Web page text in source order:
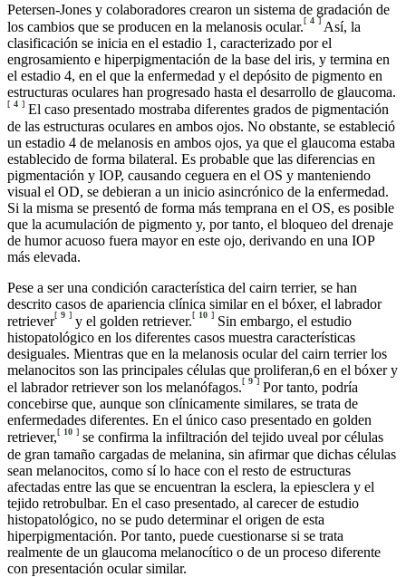
Petersen-Jones y colaboradores crearon un sistema de gradación de
los cambios que se producen en la melanosis ocular.[ 4 ] Así, la
clasificación se inicia en el estadio 1, caracterizado por el
engrosamiento e hiperpigmentación de la base del iris, y termina en
el estadio 4, en el que la enfermedad y el depósito de pigmento en
estructuras oculares han progresado hasta el desarrollo de glaucoma.
[ 4 ] El caso presentado mostraba diferentes grados de pigmentación
de las estructuras oculares en ambos ojos. No obstante, se estableció
un estadio 4 de melanosis en ambos ojos, ya que el glaucoma estaba
establecido de forma bilateral. Es probable que las diferencias en
pigmentación y IOP, causando ceguera en el OS y manteniendo
visual el OD, se debieran a un inicio asincrónico de la enfermedad.
Si la misma se presentó de forma más temprana en el OS, es posible
que la acumulación de pigmento y, por tanto, el bloqueo del drenaje
de humor acuoso fuera mayor en este ojo, derivando en una IOP
más elevada.
Pese a ser una condición característica del cairn terrier, se han
descrito casos de apariencia clínica similar en el bóxer, el labrador
retriever[ 9 ] y el golden retriever.[ 10 ] Sin embargo, el estudio
histopatológico en los diferentes casos muestra características
desiguales. Mientras que en la melanosis ocular del cairn terrier los
melanocitos son las principales células que proliferan,6 en el bóxer y
el labrador retriever son los melanófagos.[ 9 ] Por tanto, podría
concebirse que, aunque son clínicamente similares, se trata de
enfermedades diferentes. En el único caso presentado en golden
retriever,[ 10 ] se confirma la infiltración del tejido uveal por células
de gran tamaño cargadas de melanina, sin afirmar que dichas células
sean melanocitos, como sí lo hace con el resto de estructuras
afectadas entre las que se encuentran la esclera, la epiesclera y el
tejido retrobulbar. En el caso presentado, al carecer de estudio
histopatológico, no se pudo determinar el origen de esta
hiperpigmentación. Por tanto, puede cuestionarse si se trata
realmente de un glaucoma melanocítico o de un proceso diferente
con presentación ocular similar.